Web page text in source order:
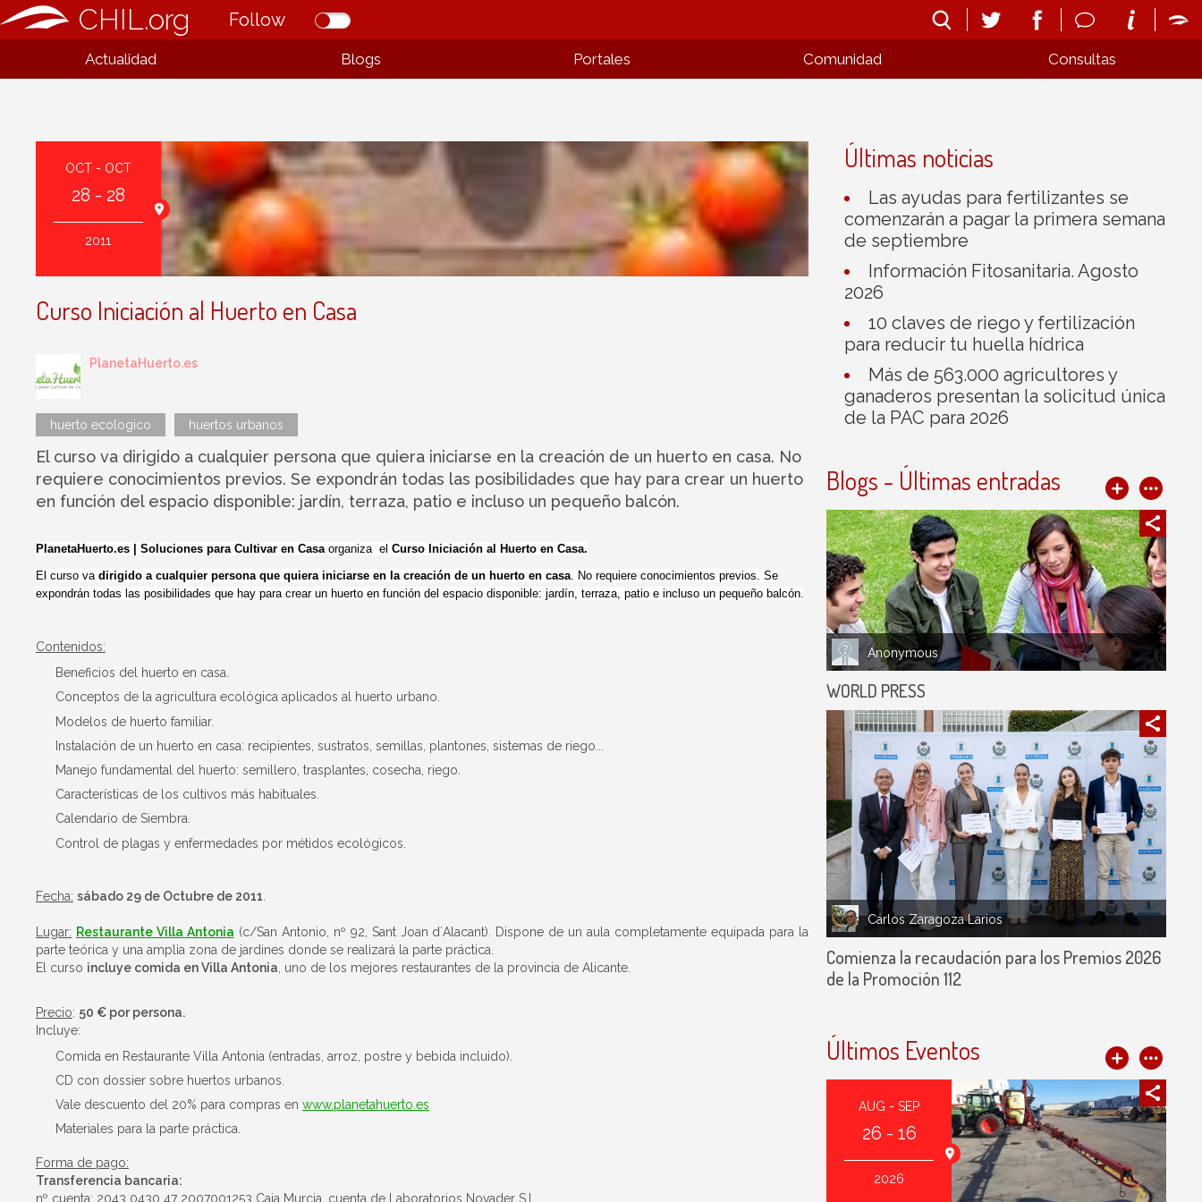
CHIL.org Follow
Actualidad Blogs Portales Comunidad Consultas
OCT - OCT
28 - 28
2011
Curso Iniciación al Huerto en Casa
PlanetaHuerto.es
huerto ecologico huertos urbanos
El curso va dirigido a cualquier persona que quiera iniciarse en la creación de un huerto en casa. No
requiere conocimientos previos. Se expondrán todas las posibilidades que hay para crear un huerto
en función del espacio disponible: jardín, terraza, patio e incluso un pequeño balcón.
PlanetaHuerto.es | Soluciones para Cultivar en Casa organiza el Curso Iniciación al Huerto en Casa.
El curso va dirigido a cualquier persona que quiera iniciarse en la creación de un huerto en casa. No requiere conocimientos previos. Se
expondrán todas las posibilidades que hay para crear un huerto en función del espacio disponible: jardín, terraza, patio e incluso un pequeño balcón.
Contenidos:
Beneficios del huerto en casa.
Conceptos de la agricultura ecológica aplicados al huerto urbano.
Modelos de huerto familiar.
Instalación de un huerto en casa: recipientes, sustratos, semillas, plantones, sistemas de riego...
Manejo fundamental del huerto: semillero, trasplantes, cosecha, riego.
Características de los cultivos más habituales.
Calendario de Siembra.
Control de plagas y enfermedades por métidos ecológicos.
Fecha: sábado 29 de Octubre de 2011
Lugar: Restaurante Villa Antonia (c/San Antonio, nº 92, Sant Joan d´Alacant). Dispone de un aula completamente equipada para la
parte teórica y una amplia zona de jardines donde se realizará la parte práctica.
El curso incluye comida en Villa Antonia , uno de los mejores restaurantes de la provincia de Alicante.
Precio: 50 € por persona.
Incluye:
Comida en Restaurante Villa Antonia (entradas, arroz, postre y bebida incluido).
CD con dossier sobre huertos urbanos.
Vale descuento del 20% para compras en www.planetahuerto.es
Materiales para la parte práctica.
Forma de pago:
Transferencia bancaria:
nº cuenta: 2043 0430 47 2007001253 Caja Murcia. cuenta de Laboratorios Novader S.L.
Últimas noticias
Las ayudas para fertilizantes se
comenzarán a pagar la primera semana
de septiembre
Información Fitosanitaria. Agosto
2026
10 claves de riego y fertilización
para reducir tu huella hídrica
Más de 563.000 agricultores y
ganaderos presentan la solicitud única
de la PAC para 2026
Blogs - Últimas entradas
Anonymous
WORLD PRESS
Carlos Zaragoza Larios
Comienza la recaudación para los Premios 2026
de la Promoción 112
Últimos Eventos
AUG - SEP
26 - 16
2026